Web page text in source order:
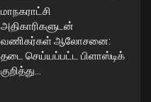
மாநகராட்சி
அதிகாரிகளுடன்
வணிகர்கள் ஆலோசனை:
தடை செய்யப்பட்ட பிளாஸ்டிக்
குறித்து…